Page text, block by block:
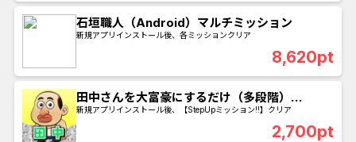
石垣職人（Android）マルチミッション
新規アプリインストール後、各ミッションクリア
8,620pt
田中さんを大富豪にするだけ（多段階）
（iOS） - 金のチケットを200枚落とす（獲
新規アプリインストール後、【StepUpミッション!!】クリア
2,700pt